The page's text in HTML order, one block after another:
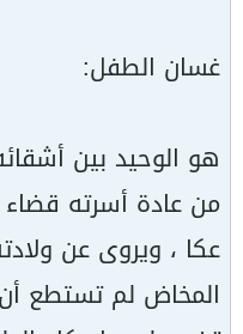
غسان الطفل:
هو الوحيد بين
من عادة أسرته قضاء
عكا ، ويروى عن
المخاض لم تستطع